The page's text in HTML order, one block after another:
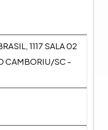
1117 SALA 02
CAMBORIU/SC -